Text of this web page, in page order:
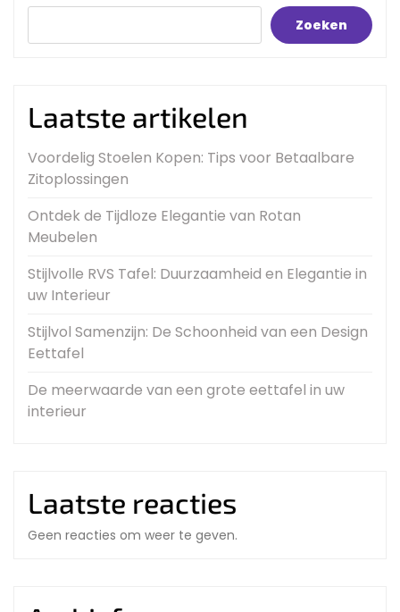
Zoeken
Laatste artikelen
Voordelig Stoelen Kopen: Tips voor Betaalbare
Zitoplossingen
Ontdek de Tijdloze Elegantie van Rotan
Meubelen
Stijlvolle RVS Tafel: Duurzaamheid en Elegantie in
uw Interieur
Stijlvol Samenzijn: De Schoonheid van een Design
Eettafel
De meerwaarde van een grote eettafel in uw
interieur
Laatste reacties
Geen reacties om weer te geven.